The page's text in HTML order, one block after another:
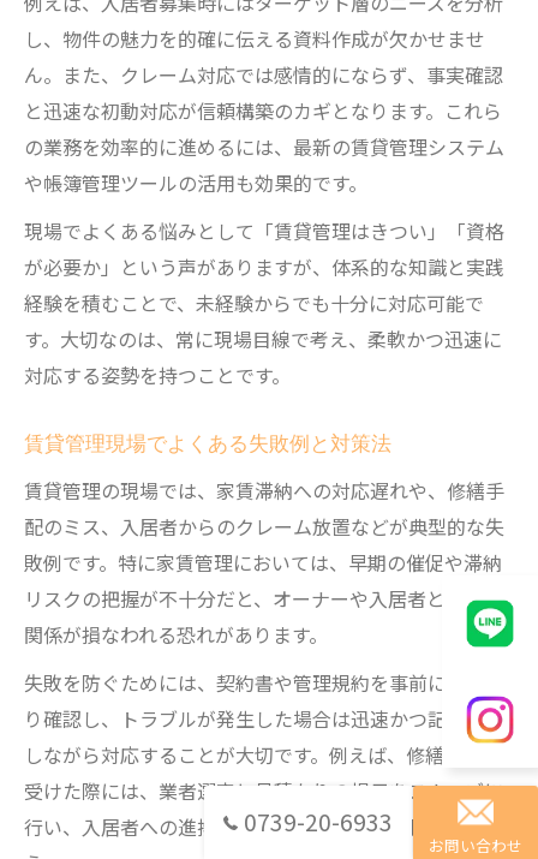
し、物件の魅力を的確に伝える資料作成が欠かせませ
ん。また、クレーム対応では感情的にならず、事実確認
と迅速な初動対応が信頼構築のカギとなります。これら
の業務を効率的に進めるには、最新の賃貸管理システム
や帳簿管理ツールの活用も効果的です。
現場でよくある悩みとして「賃貸管理はきつい」「資格
が必要か」という声がありますが、体系的な知識と実践
経験を積むことで、未経験からでも十分に対応可能で
す。大切なのは、常に現場目線で考え、柔軟かつ迅速に
対応する姿勢を持つことです。
賃貸管理現場でよくある失敗例と対策法
賃貸管理の現場では、家賃滞納への対応遅れや、修繕手
配のミス、入居者からのクレーム放置などが典型的な失
敗例です。特に家賃管理においては、早期の催促や滞納
リスクの把握が不十分だと、オーナーや入居者との信頼
関係が損なわれる恐れがあります。
失敗を防ぐためには、契約書や管理規約を事前にしっか
り確認し、トラブルが発生した場合は迅速かつ記録を残
しながら対応することが大切です。例えば、修繕依頼を
受けた際には、業者選定と見積もりの提示をスムーズに
行い、入居者への進捗報告も怠らないよう心掛けましょ
0739-20-6933
お問い合わせ